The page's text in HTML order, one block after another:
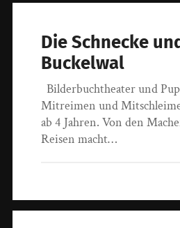
Die Schnecke
Buckelwal
Bilderbuchtheater und
Mitreimen und
ab 4 Jahren. Von den
Reisen macht…